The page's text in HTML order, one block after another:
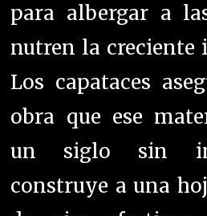
para albergar a
nutren la creciente
Los capataces
obra que ese
un siglo sin
construye a una